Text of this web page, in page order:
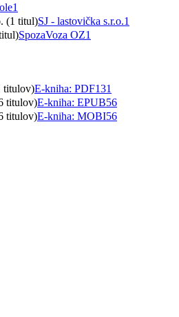
1
(1 titul)SJ - lastovička s.r.o.1
SpozaVoza OZ1
titulov)E-kniha: PDF131
titulov)E-kniha: EPUB56
titulov)E-kniha: MOBI56